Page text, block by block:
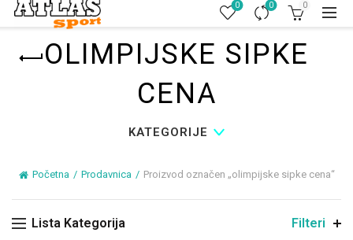
0 0 0
OLIMPIJSKE SIPKE
CENA
KATEGORIJE
Početna Prodavnica Proizvod označen „olimpijske sipke cena“
Lista Kategorija Filteri